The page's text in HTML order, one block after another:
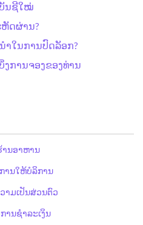
ນຊີໃໝ່
ດຜ່ານ?
ຳໃນການປົດລັອກ?
ງການຈອງຂອງທ່ານ
ນອາຫານ
ານໃຫ້ບໍລິການ
າມເປັນສ່ວນຕົວ
ານຊຳລະເງິນ